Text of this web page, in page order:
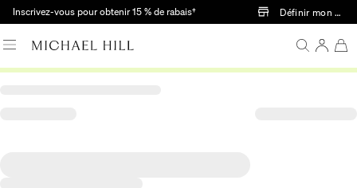
Passer au contenu principal
Inscrivez-vous pour obtenir 15 % de rabais† Définir mon